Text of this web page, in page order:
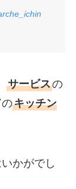
サービスの
のキッチン
かがでし